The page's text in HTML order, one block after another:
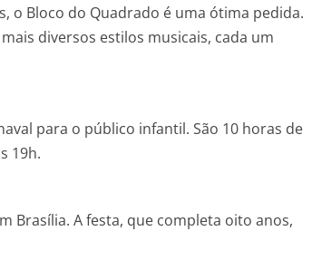
o Bloco do Quadrado é uma ótima pedida.
diversos estilos musicais, cada um
para o público infantil. São 10 horas de
19h.
Brasília. A festa, que completa oito anos,